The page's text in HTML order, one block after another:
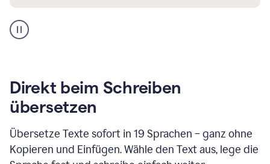
Absätze
mit
Direkt beim Schreiben
übersetzen
Übersetze Texte sofort in 19 Sprachen – ganz ohne
Kopieren und Einfügen. Wähle den Text aus, lege die